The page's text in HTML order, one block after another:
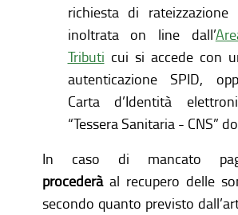
richiesta di rateizzazione
inoltrata on line dall’
Tributi cui si accede con
autenticazione SPID,
Carta d’Identità
“Tessera Sanitaria - CNS”
In caso di mancato
procederà al recupero delle
secondo quanto previsto